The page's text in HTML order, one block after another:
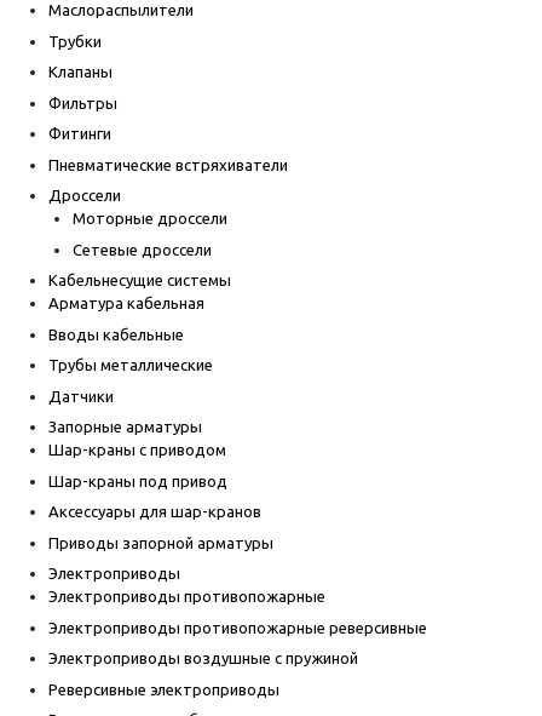
Маслораспылители
Трубки
Клапаны
Фильтры
Фитинги
Пневматические встряхиватели
Дроссели
Моторные дроссели
Сетевые дроссели
Кабельнесущие системы
Арматура кабельная
Вводы кабельные
Трубы металлические
Датчики
Запорные арматуры
Шар-краны с приводом
Шар-краны под привод
Аксессуары для шар-кранов
Приводы запорной арматуры
Электроприводы
Электроприводы противопожарные
Электроприводы противопожарные реверсивные
Электроприводы воздушные с пружиной
Реверсивные электроприводы